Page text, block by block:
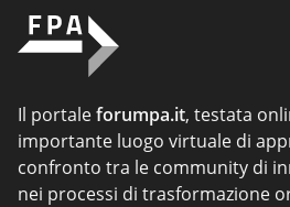
Il portaleforumpa.it, testata
importante luogo virtuale di
confronto tra le community di
nei processi di trasformazione